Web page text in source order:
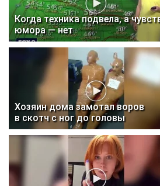
Когда техника подвела, а
юмора — нет
Хозяин дома замотал воров
в скотч с ног до головы